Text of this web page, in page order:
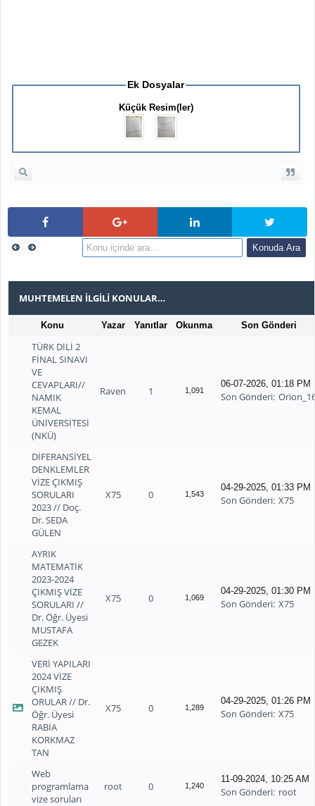
Ek Dosyalar
Küçük Resim(ler)
MUHTEMELEN İLGILI KONULAR…
Konu Yazar Yanıtlar Okunma Son Gönderi
TÜRK DİLİ 2
FİNAL SINAVI
VE
CEVAPLARI//
NAMIK
KEMAL
ÜNİVERSİTESİ
(NKÜ)
Raven 1 1,091
06-07-2026, 01:18 PM
Son Gönderi:
DİFERANSİYEL
DENKLEMLER
VİZE ÇIKMIŞ
SORULARI
2023 // Doç.
Dr. SEDA
GÜLEN
X75 0 1,543
04-29-2025, 01:33 PM
Son Gönderi:X75
AYRIK
MATEMATİK
2023-2024
ÇIKMIŞ VİZE
SORULARI //
Dr. Öğr. Üyesi
MUSTAFA
GEZEK
X75 0 1,069
04-29-2025, 01:30 PM
Son Gönderi:X75
VERİ YAPILARI
2024 VİZE
ÇIKMIŞ
ORULAR // Dr.
Öğr. Üyesi
RABİA
KORKMAZ
TAN
X75 0 1,289
04-29-2025, 01:26 PM
Son Gönderi:X75
Web
programlama
vize soruları
root 0 1,240
11-09-2024, 10:25 AM
Son Gönderi: root